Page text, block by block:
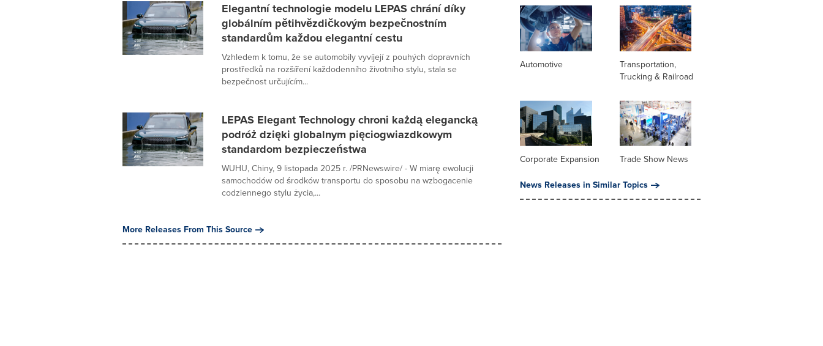
Elegantní technologie modelu LEPAS chrání díky
globálním pětihvězdičkovým bezpečnostním
standardům každou elegantní cestu
Vzhledem k tomu, že se automobily vyvíjejí z pouhých dopravních
prostředků na rozšíření každodenního životního stylu, stala se
bezpečnost určujícím...
LEPAS Elegant Technology chroni każdą elegancką
podróż dzięki globalnym pięciogwiazdkowym
standardom bezpieczeństwa
WUHU, Chiny, 9 listopada 2025 r. /PRNewswire/ - W miarę ewolucji
samochodów od środków transportu do sposobu na wzbogacenie
codziennego stylu życia,...
More Releases From This Source
Automotive
Transportation,
Trucking & Railroad
Corporate Expansion
Trade Show News
News Releases in Similar Topics